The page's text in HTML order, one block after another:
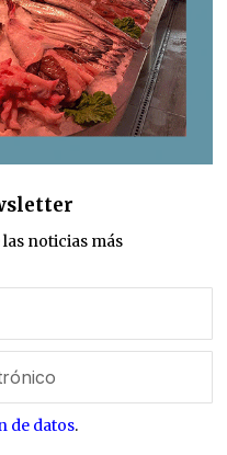
noticias más
de datos.